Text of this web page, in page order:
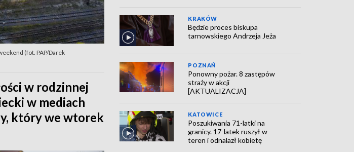
(fot. PAP/Darek
w rodzinnej
w mediach
który we wtorek
KRAKÓW
Będzie proces biskupa
tarnowskiego Andrzeja Jeża
POZNAŃ
Ponowny pożar. 8 zastępów
straży w akcji
[AKTUALIZACJA]
KATOWICE
Poszukiwania 71-latki na
granicy. 17-latek ruszył w
teren i odnalazł kobietę